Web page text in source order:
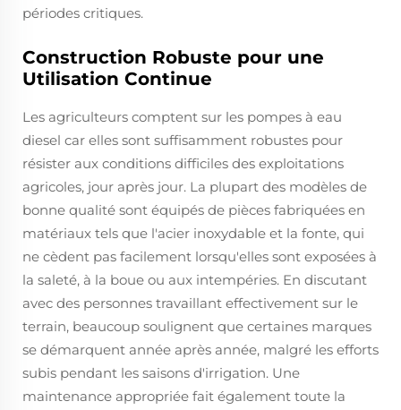
périodes critiques.
Construction Robuste pour une
Utilisation Continue
Les agriculteurs comptent sur les pompes à eau
diesel car elles sont suffisamment robustes pour
résister aux conditions difficiles des exploitations
agricoles, jour après jour. La plupart des modèles de
bonne qualité sont équipés de pièces fabriquées en
matériaux tels que l'acier inoxydable et la fonte, qui
ne cèdent pas facilement lorsqu'elles sont exposées à
la saleté, à la boue ou aux intempéries. En discutant
avec des personnes travaillant effectivement sur le
terrain, beaucoup soulignent que certaines marques
se démarquent année après année, malgré les efforts
subis pendant les saisons d'irrigation. Une
maintenance appropriée fait également toute la